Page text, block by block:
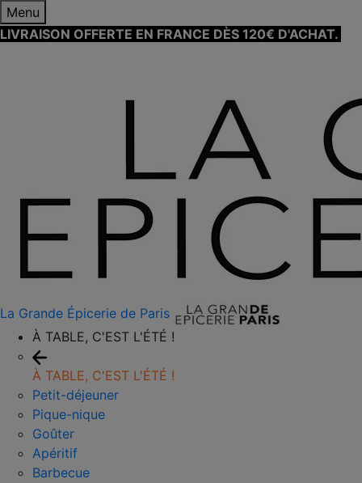
Menu
LIVRAISON OFFERTE EN FRANCE DÈS 120€ D'ACHAT.
La Grande Épicerie de Paris
À TABLE, C'EST L'ÉTÉ !
À TABLE, C'EST L'ÉTÉ !
Petit-déjeuner
Pique-nique
Goûter
Apéritif
Barbecue